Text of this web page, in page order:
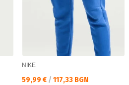
NIKE
Текуща цена:
59,99 € / 117,33 BGN